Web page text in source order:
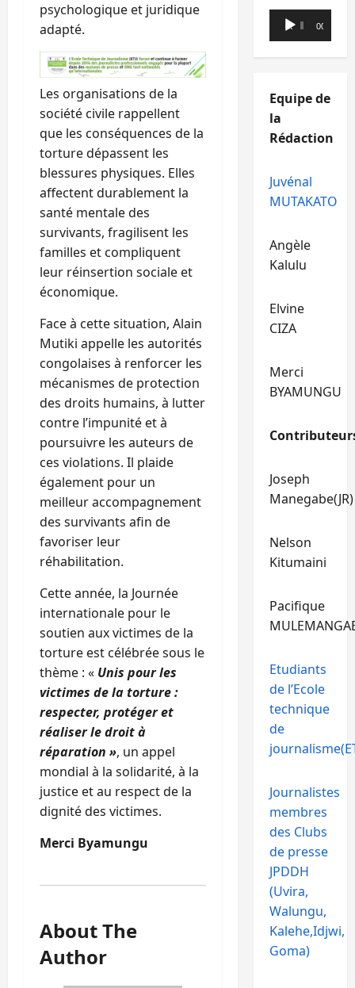
psychologique et juridique
adapté.
Les organisations de la
société civile rappellent
que les conséquences de la
torture dépassent les
blessures physiques. Elles
affectent durablement la
santé mentale des
survivants, fragilisent les
familles et compliquent
leur réinsertion sociale et
économique.
Face à cette situation, Alain
Mutiki appelle les autorités
congolaises à renforcer les
mécanismes de protection
des droits humains, à lutter
contre l’impunité et à
poursuivre les auteurs de
ces violations. Il plaide
également pour un
meilleur accompagnement
des survivants afin de
favoriser leur
réhabilitation.
Cette année, la Journée
internationale pour le
soutien aux victimes de la
torture est célébrée sous le
thème : « Unis pour les
victimes de la torture :
respecter, protéger et
réaliser le droit à
réparation », un appel
mondial à la solidarité, à la
justice et au respect de la
dignité des victimes.
Merci Byamungu
About The
Author
Lecteur
audio
00:00 00:00
Equipe de
la
Rédaction
Juvénal
MUTAKATO
Angèle
Kalulu
Elvine
CIZA
Merci
BYAMUNGU
Joseph
Manegabe(JR)
Nelson
Kitumaini
Pacifique
Etudiants
de l’Ecole
technique
de
Journalistes
membres
des Clubs
de presse
JPDDH
(Uvira,
Walungu,
Kalehe,Idjwi,
Goma)